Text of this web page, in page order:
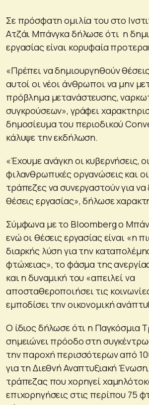
Σε πρόσφατη ομιλία του στο
Ατζάι Μπάνγκα δήλωσε ότι η
εργασίας είναι κορυφαία
«Πρέπει να δημιουργηθούν
αυτοί οι νέοι άνθρωποι να μην
πρόβλημα μετανάστευσης,
συγκρούσεων», γράφει
δημοσίευμα του περιοδικού
κάλυψε την εκδήλωση.
«Έχουμε ανάγκη οι κυβερνήσεις, οι
φιλανθρωπικές οργανώσεις και
τράπεζες να συνεργαστούν για
θέσεις εργασίας», δήλωσε
Σύμφωνα με το Bloomberg o
ενώ οι θέσεις εργασίας είναι «η
διαρκής λύση για την
φτώχειας», το φάσμα της
και η δυναμική του «απειλεί να
αποσταθεροποιήσει τις
εμποδίσει την οικονομική
Ο ίδιος δήλωσε ότι η Παγκόσμια
σημειώνει πρόοδο στη
την παροχή περισσότερων από
για τη Διεθνή Αναπτυξιακή
τράπεζας που χορηγεί
επιχορηγήσεις στις περίπου 75